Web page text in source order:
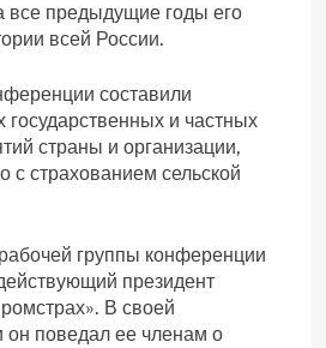
все предыдущие годы его
всей России.
составили
государственных и частных
страны и организации,
с страхованием сельской
группы конференции
президент
В своей
он поведал ее членам о